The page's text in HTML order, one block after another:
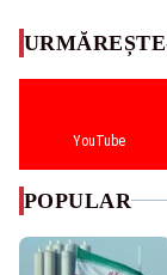
YouTube
POPULAR